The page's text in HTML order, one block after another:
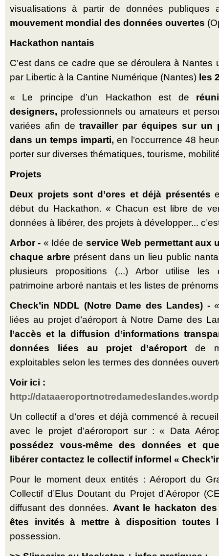
visualisations à partir de données publiques
mouvement mondial des données ouvertes
Hackathon nantais
C’est dans ce cadre que se déroulera à Nantes
par Libertic à la Cantine Numérique (Nantes) les
« Le principe d’un Hackathon est de
designers, professionnels ou amateurs et
variées afin detravailler par équipes sur un
dans un temps imparti, en l’occurrence 48
porter sur diverses thématiques, tourisme,
Projets
Deux projets sont d’ores et déjà présentés
début du Hackathon. « Chacun est libre de
données à libérer, des projets à développer...
Arbor - « Idée de service Web permettant aux
chaque arbre présent dans un lieu public
plusieurs propositions (...) Arbor utilise les
patrimoine arboré nantais et les listes de
Check’in NDDL (Notre Dame des Landes) -
liées au projet d’aéroport à Notre Dame des
l’accès et la diffusion d’informations
données liées au projet d’aéroport de
exploitables selon les termes des données
Voir ici :
http://
Un collectif a d’ores et déjà commencé à
avec le projet d’aéroroport sur : « Data
possédez vous-même des données et
libérer contactez le collectif informel «
Pour le moment deux entités : Aéroport du
Collectif d’Elus Doutant du Projet d’Aéropor
diffusant des données. Avant le hackaton
êtes invités à mettre à disposition toutes
possession.